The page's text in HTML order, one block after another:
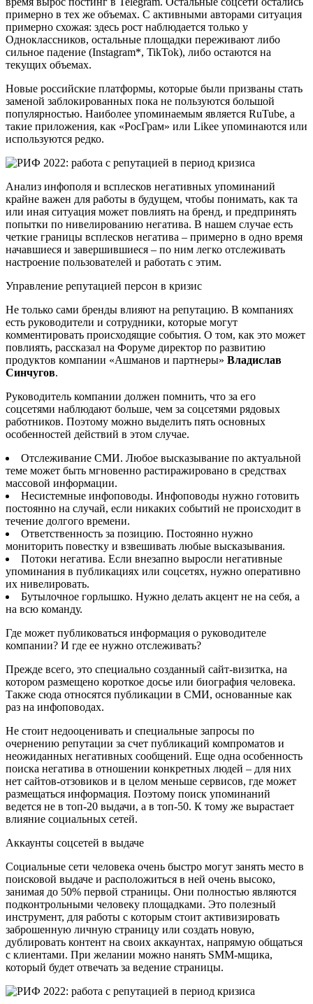
примерно в тех же объемах. С активными авторами ситуация
примерно схожая: здесь рост наблюдается только у
Одноклассников, остальные площадки переживают либо
сильное падение (Instagram*, TikTok), либо остаются на
текущих объемах.
Новые российские платформы, которые были призваны стать
заменой заблокированных пока не пользуются большой
популярностью. Наиболее упоминаемым является RuTube, а
такие приложения, как «РосГрам» или Likee упоминаются или
используются редко.
Анализ инфополя и всплесков негативных упоминаний
крайне важен для работы в будущем, чтобы понимать, как та
или иная ситуация может повлиять на бренд, и предпринять
попытки по нивелированию негатива. В нашем случае есть
четкие границы всплесков негатива – примерно в одно время
начавшиеся и завершившиеся – по ним легко отслеживать
настроение пользователей и работать с этим.
Управление репутацией персон в кризис
Не только сами бренды влияют на репутацию. В компаниях
есть руководители и сотрудники, которые могут
комментировать происходящие события. О том, как это может
повлиять, рассказал на Форуме директор по развитию
продуктов компании «Ашманов и партнеры» Владислав
Синчугов.
Руководитель компании должен помнить, что за его
соцсетями наблюдают больше, чем за соцсетями рядовых
работников. Поэтому можно выделить пять основных
особенностей действий в этом случае.
Отслеживание СМИ. Любое высказывание по актуальной
теме может быть мгновенно растиражировано в средствах
массовой информации.
Несистемные инфоповоды. Инфоповоды нужно готовить
постоянно на случай, если никаких событий не происходит в
течение долгого времени.
Ответственность за позицию. Постоянно нужно
мониторить повестку и взвешивать любые высказывания.
Потоки негатива. Если внезапно выросли негативные
упоминания в публикациях или соцсетях, нужно оперативно
их нивелировать.
Бутылочное горлышко. Нужно делать акцент не на себя, а
на всю команду.
Где может публиковаться информация о руководителе
компании? И где ее нужно отслеживать?
Прежде всего, это специально созданный сайт-визитка, на
котором размещено короткое досье или биография человека.
Также сюда относятся публикации в СМИ, основанные как
раз на инфоповодах.
Не стоит недооценивать и специальные запросы по
очернению репутации за счет публикаций компроматов и
неожиданных негативных сообщений. Еще одна особенность
поиска негатива в отношении конкретных людей – для них
нет сайтов-отзовиков и в целом меньше сервисов, где может
размещаться информация. Поэтому поиск упоминаний
ведется не в топ-20 выдачи, а в топ-50. К тому же вырастает
влияние социальных сетей.
Аккаунты соцсетей в выдаче
Социальные сети человека очень быстро могут занять место в
поисковой выдаче и расположиться в ней очень высоко,
занимая до 50% первой страницы. Они полностью являются
подконтрольными человеку площадками. Это полезный
инструмент, для работы с которым стоит активизировать
заброшенную личную страницу или создать новую,
дублировать контент на своих аккаунтах, напрямую общаться
с клиентами. При желании можно нанять SMM-мщика,
который будет отвечать за ведение страницы.